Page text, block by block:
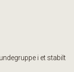
i et stabilt